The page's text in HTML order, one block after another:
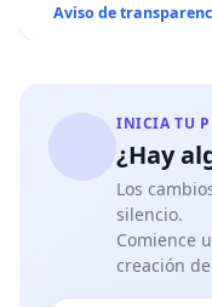
Aviso de
INICIA TU
¿Hay
Los
silencio.
Comience
creación